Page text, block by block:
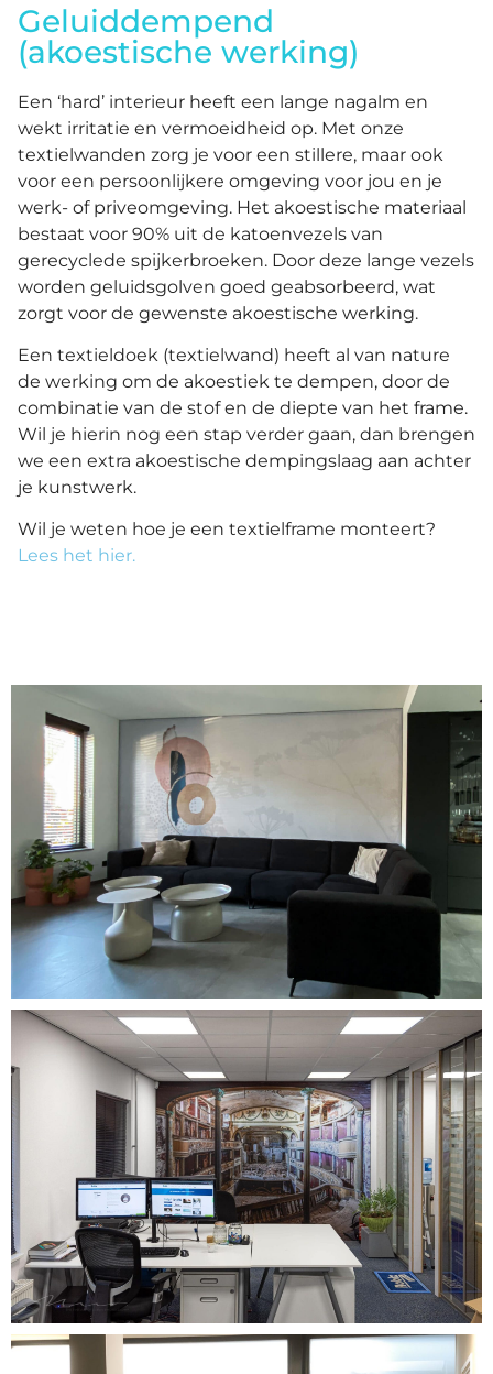
Geluiddempend
(akoestische werking)
Een ‘hard’ interieur heeft een lange nagalm en
wekt irritatie en vermoeidheid op. Met onze
textielwanden zorg je voor een stillere, maar ook
voor een persoonlijkere omgeving voor jou en je
werk- of priveomgeving. Het akoestische materiaal
bestaat voor 90% uit de katoenvezels van
gerecyclede spijkerbroeken. Door deze lange vezels
worden geluidsgolven goed geabsorbeerd, wat
zorgt voor de gewenste akoestische werking.
Een textieldoek (textielwand) heeft al van nature
de werking om de akoestiek te dempen, door de
combinatie van de stof en de diepte van het frame.
Wil je hierin nog een stap verder gaan, dan brengen
we een extra akoestische dempingslaag aan achter
je kunstwerk.
Wil je weten hoe je een textielframe monteert?
Lees het hier.